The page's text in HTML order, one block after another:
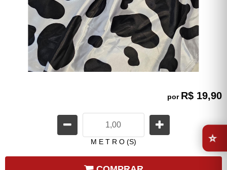
por R$ 19,90
M E T R O (S)
⭐